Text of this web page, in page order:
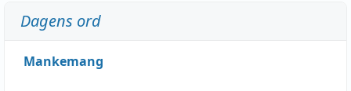
Dagens ord
Mankemang